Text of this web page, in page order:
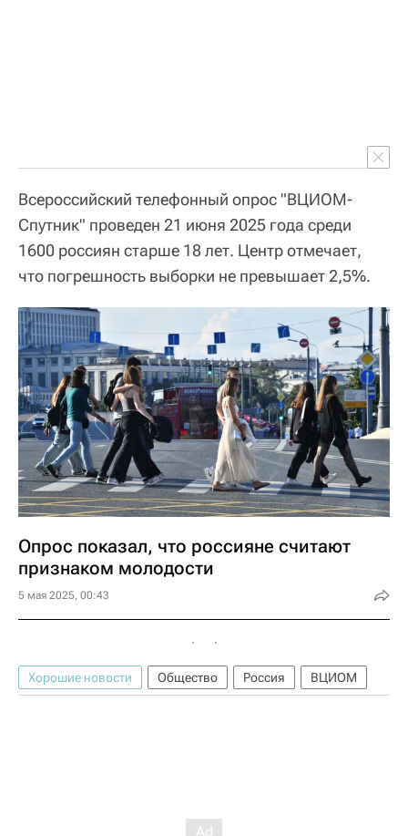
Всероссийский телефонный опрос "ВЦИОМ-
Спутник" проведен 21 июня 2025 года среди
1600 россиян старше 18 лет. Центр отмечает,
что погрешность выборки не превышает 2,5%.
Опрос показал, что россияне считают
признаком молодости
5 мая 2025, 00:43
Хорошие новости Общество Россия ВЦИОМ